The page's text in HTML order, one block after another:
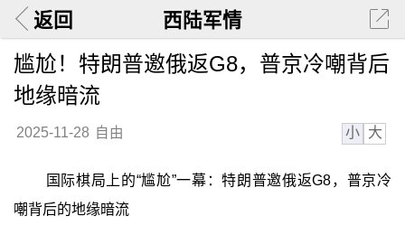
返回 西陆军情
尴尬！特朗普邀俄返G8，普京冷嘲背后
地缘暗流
2025-11-28 自由 小 大
国际棋局上的“尴尬”一幕：特朗普邀俄返G8，普京冷
嘲背后的地缘暗流